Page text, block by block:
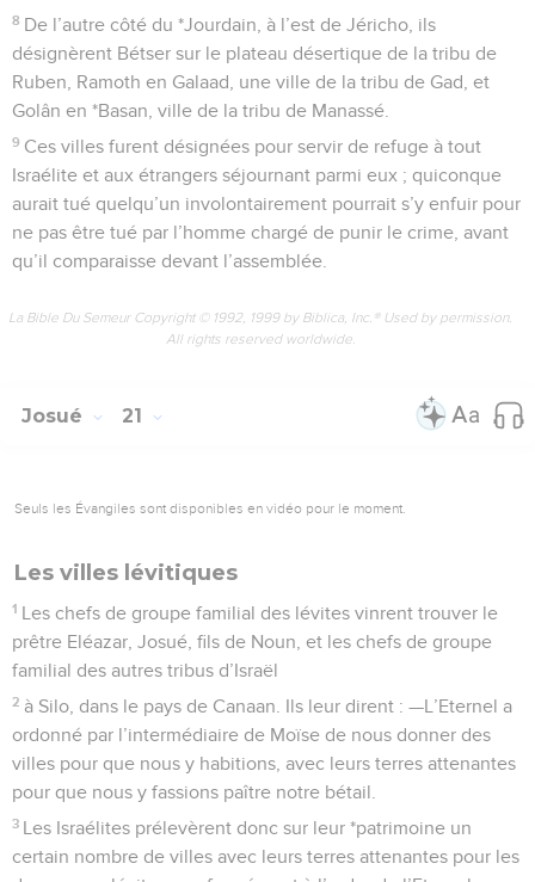
8 De l’autre côté du *Jourdain, à l’est de Jéricho, ils
désignèrent Bétser sur le plateau désertique de la tribu de
Ruben, Ramoth en Galaad, une ville de la tribu de Gad, et
Golân en *Basan, ville de la tribu de Manassé.
9 Ces villes furent désignées pour servir de refuge à tout
Israélite et aux étrangers séjournant parmi eux ; quiconque
aurait tué quelqu’un involontairement pourrait s’y enfuir pour
ne pas être tué par l’homme chargé de punir le crime, avant
qu’il comparaisse devant l’assemblée.
La Bible Du Semeur Copyright © 1992, 1999 by Biblica, Inc.® Used by permission.
All rights reserved worldwide.
Josué 21
Seuls les Évangiles sont disponibles en vidéo pour le moment.
Les villes lévitiques
1 Les chefs de groupe familial des lévites vinrent trouver le
prêtre Eléazar, Josué, fils de Noun, et les chefs de groupe
familial des autres tribus d’Israël
2 à Silo, dans le pays de Canaan. Ils leur dirent : —L’Eternel a
ordonné par l’intermédiaire de Moïse de nous donner des
villes pour que nous y habitions, avec leurs terres attenantes
pour que nous y fassions paître notre bétail.
3 Les Israélites prélevèrent donc sur leur *patrimoine un
certain nombre de villes avec leurs terres attenantes pour les